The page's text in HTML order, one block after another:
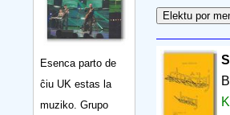
Esenca parto de
ĉiu UK estas la
muziko. Grupo